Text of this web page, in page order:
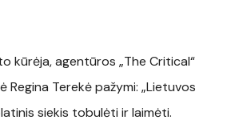
kūrėja, agentūros „The Critical“
Regina Terekė pažymi: „Lietuvos
siekis tobulėti ir laimėti.